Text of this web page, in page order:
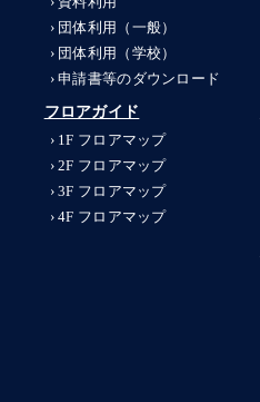
団体利用（一般）
団体利用（学校）
申請書等のダウンロード
フロアガイド
1F フロアマップ
2F フロアマップ
3F フロアマップ
4F フロアマップ